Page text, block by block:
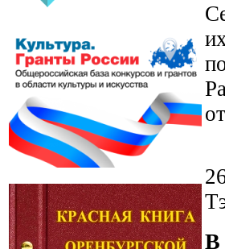
В